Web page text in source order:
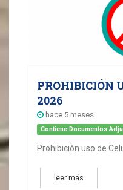
PROHIBICIÓN
2026
hace 5 meses
Contiene Documentos
Prohibición uso de
leer más